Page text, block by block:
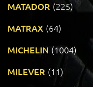
MATADOR (225)
MATRAX (64)
MICHELIN (1004)
MILEVER (11)